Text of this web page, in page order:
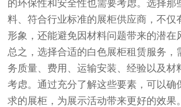
的环保性和安全性也需要考虑。选择那
料、符合行业标准的展柜供应商，不仅
形象，还能避免因材料问题带来的潜在
总之，选择合适的白色展柜租赁服务，
务质量、费用、运输安装、经验以及材
考虑。通过充分了解这些要素，可以确
求的展柜，为展示活动带来更好的效果。